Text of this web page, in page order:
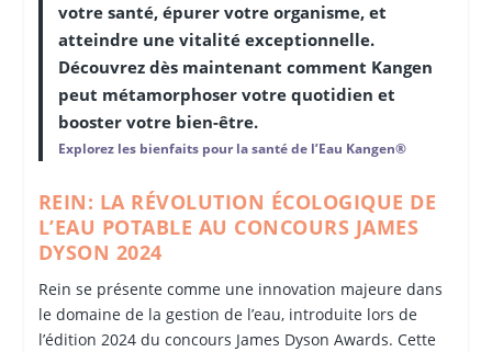
votre santé, épurer votre organisme, et
atteindre une vitalité exceptionnelle.
Découvrez dès maintenant comment Kangen
peut métamorphoser votre quotidien et
booster votre bien-être.
Explorez les bienfaits pour la santé de l’Eau Kangen®
REIN: LA RÉVOLUTION ÉCOLOGIQUE DE
L’EAU POTABLE AU CONCOURS JAMES
DYSON 2024
Rein se présente comme une innovation majeure dans
le domaine de la gestion de l’eau, introduite lors de
l’édition 2024 du concours James Dyson Awards. Cette